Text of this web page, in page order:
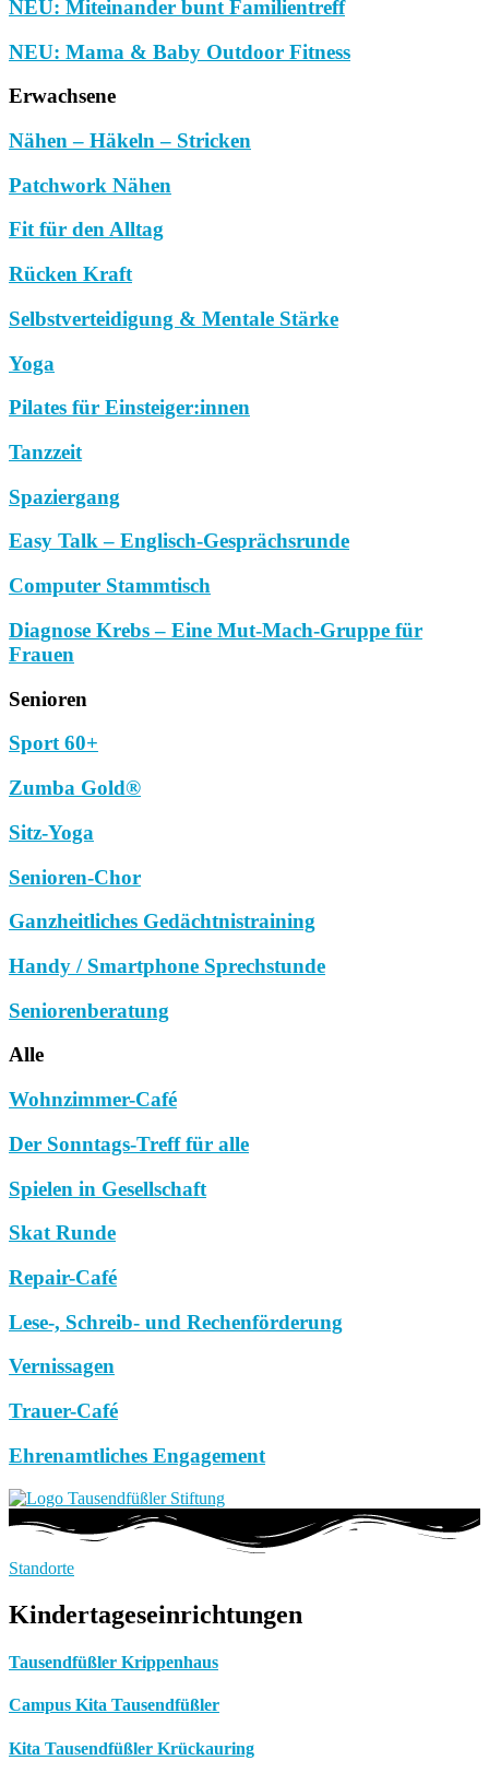
NEU: Miteinander bunt Familientreff
NEU: Mama & Baby Outdoor Fitness
Erwachsene
Nähen – Häkeln – Stricken
Patchwork Nähen
Fit für den Alltag
Rücken Kraft
Selbstverteidigung & Mentale Stärke
Yoga
Pilates für Einsteiger:innen
Tanzzeit
Spaziergang
Easy Talk – Englisch-Gesprächsrunde
Computer Stammtisch
Diagnose Krebs – Eine Mut-Mach-Gruppe für
Frauen
Senioren
Sport 60+
Zumba Gold®
Sitz-Yoga
Senioren-Chor
Ganzheitliches Gedächtnistraining
Handy / Smartphone Sprechstunde
Seniorenberatung
Alle
Wohnzimmer-Café
Der Sonntags-Treff für alle
Spielen in Gesellschaft
Skat Runde
Repair-Café
Lese-, Schreib- und Rechenförderung
Vernissagen
Trauer-Café
Ehrenamtliches Engagement
Standorte
Kindertageseinrichtungen
Tausendfüßler Krippenhaus
Campus Kita Tausendfüßler
Kita Tausendfüßler Krückauring